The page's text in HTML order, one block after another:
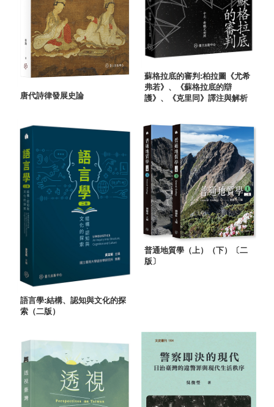
唐代詩律發展史論
蘇格拉底的審判:柏拉圖《尤希
弗若》、《蘇格拉底的辯
護》、《克里同》譯注與解析
語言學:結構、認知與文化的探
索（二版）
普通地質學（上）（下）〔二
版〕